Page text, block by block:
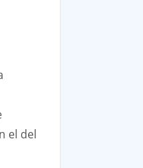
el del